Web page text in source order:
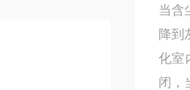
当含
降到
化室
闭，